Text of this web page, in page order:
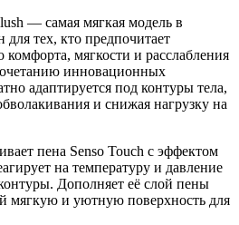
— самая мягкая модель в
тех, кто предпочитает
мягкости и расслабления
инновационных
адаптируется под контуры тела,
и снижая нагрузку на
пена Senso Touch с эффектом
на температуру и давление
Дополняет её слой пены
мягкую и уютную поверхность для